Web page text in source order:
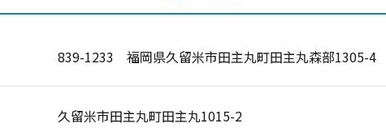
839-1233 福岡県久留米市田主丸町田主丸森部1305-
久留米市田主丸町田主丸1015-2